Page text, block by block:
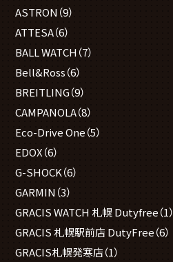
ASTRON （9）
ATTESA（6）
BALL WATCH （7）
Bell&Ross（6）
BREITLING（9）
CAMPANOLA（8）
Eco-Drive One（5）
EDOX（6）
G-SHOCK（6）
GARMIN （3）
GRACIS WATCH 札幌 Dutyfree（1）
GRACIS 札幌駅前店 DutyFree（6）
GRACIS札幌発寒店（1）